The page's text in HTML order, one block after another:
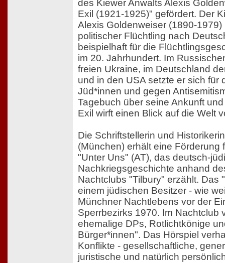
des Kiewer Anwalts Alexis
Exil (1921-1925)" gefördert. Der
Alexis Goldenweiser (1890-
politischer Flüchtling nach
beispielhaft für die
im 20. Jahrhundert. Im
freien Ukraine, im Deutschland
und in den USA setzte er sich für
Jüd*innen und gegen
Tagebuch über seine Ankunft
Exil wirft einen Blick auf die Welt
Die Schriftstellerin und
(München) erhält eine Förderung
"Unter Uns" (AT), das deutsch-
Nachkriegsgeschichte anhand
Nachtclubs "Tilbury" erzählt. Das
einem jüdischen Besitzer - wie
Münchner Nachtlebens vor der
Sperrbezirks 1970. Im Nachtclub
ehemalige DPs, Rotlichtkönige
Bürger*innen". Das Hörspiel
Konflikte - gesellschaftliche,
juristische und natürlich